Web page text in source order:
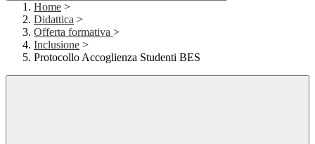
Home >
Didattica >
Offerta formativa >
Inclusione >
Protocollo Accoglienza Studenti BES